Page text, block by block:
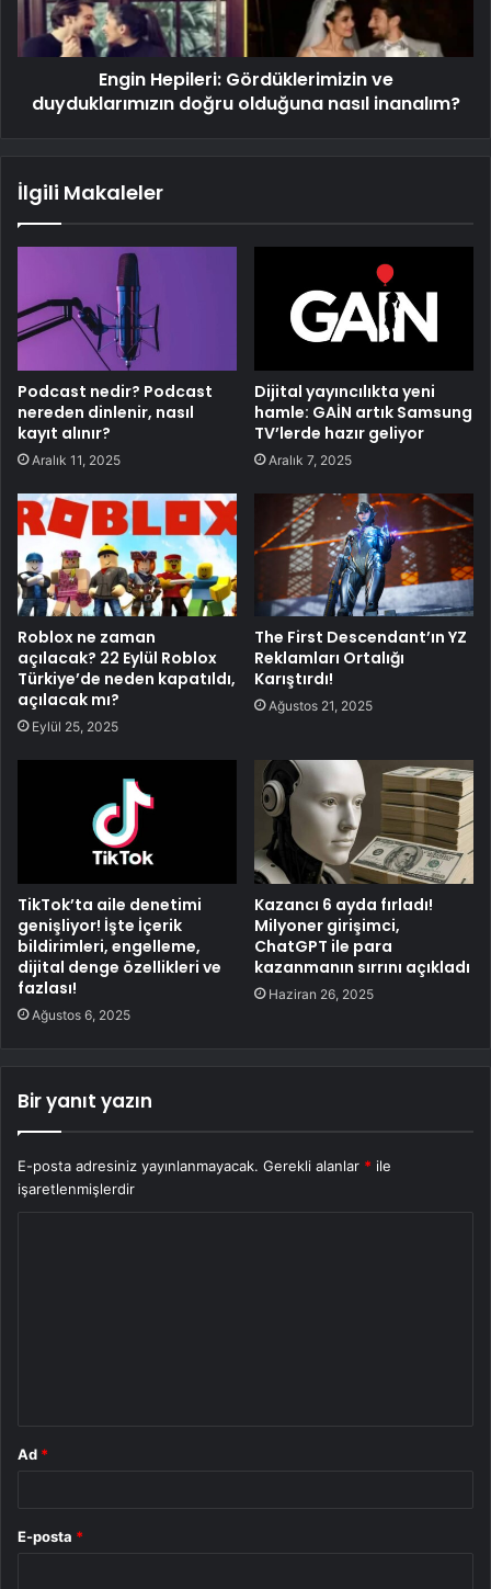
Engin Hepileri: Gördüklerimizin ve
duyduklarımızın doğru olduğuna nasıl inanalım?
İlgili Makaleler
Podcast nedir? Podcast
nereden dinlenir, nasıl
kayıt alınır?
Aralık 11, 2025
Dijital yayıncılıkta yeni
hamle: GAİN artık Samsung
TV’lerde hazır geliyor
Aralık 7, 2025
Roblox ne zaman
açılacak? 22 Eylül Roblox
Türkiye’de neden kapatıldı,
açılacak mı?
Eylül 25, 2025
The First Descendant’ın YZ
Reklamları Ortalığı
Karıştırdı!
Ağustos 21, 2025
TikTok’ta aile denetimi
genişliyor! İşte İçerik
bildirimleri, engelleme,
dijital denge özellikleri ve
fazlası!
Ağustos 6, 2025
Kazancı 6 ayda fırladı!
Milyoner girişimci,
ChatGPT ile para
kazanmanın sırrını açıkladı
Haziran 26, 2025
Bir yanıt yazın
E-posta adresiniz yayınlanmayacak. Gerekli alanlar * ile
işaretlenmişlerdir
Ad *
E-posta *